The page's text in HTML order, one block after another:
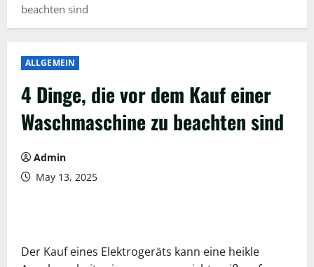
beachten sind
ALLGEMEIN
4 Dinge, die vor dem Kauf einer
Waschmaschine zu beachten sind
Admin
May 13, 2025
Der Kauf eines Elektrogeräts kann eine heikle